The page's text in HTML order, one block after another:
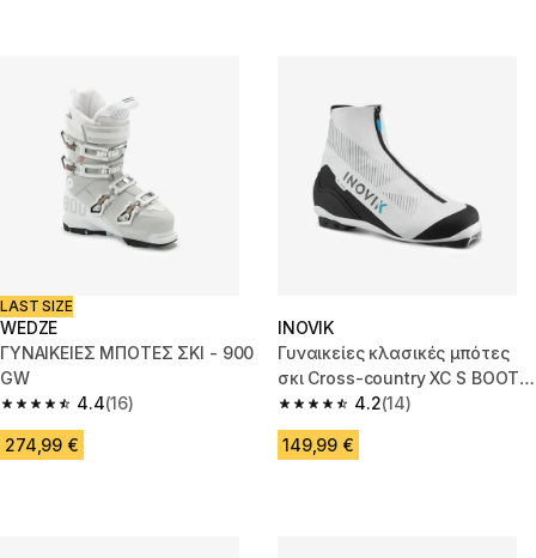
LAST SIZE
WEDZE
ΓΥΝΑΙΚΕΙΕΣ ΜΠΟΤΕΣ ΣΚΙ - 900
GW
4.4
4.4 out of 5 stars from 16 reviews
(16)
274,99 €
INOVIK
Γυναικείες κλασικές μπότες
σκι Cross-country XC S BOOT
500 - Λευκό
4.2
4.2 out of 5 stars from 14
(14)
149,99 €